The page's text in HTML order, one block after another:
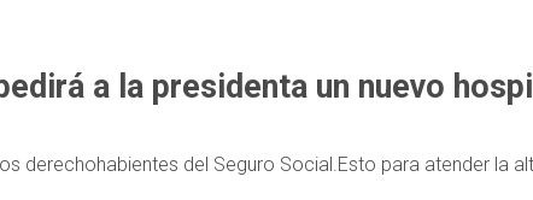
a la presidenta un nuevo
derechohabientes del Seguro Social.Esto para atender la